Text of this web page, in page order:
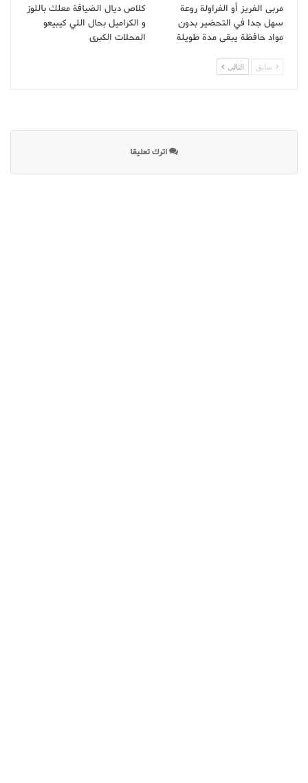
مربى الفريز أو الفراولة روعة
سهل جدا في التحضير بدون
مواد حافظة يبقى مدة طويلة
كلاص ديال الضيافة معلك باللوز
و الكراميل بحال اللي كيبيعو
المحلات الكبرى
سابق التالى
اترك تعليقا